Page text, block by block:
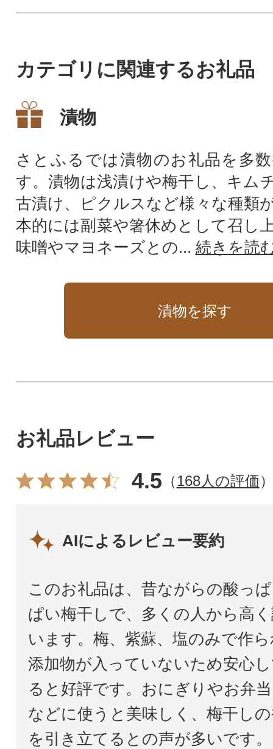
カテゴリに関連するお礼品
漬物
さとふるでは漬物のお礼品を多
す。漬物は浅漬けや梅干し、キム
古漬け、ピクルスなど様々な種類
本的には副菜や箸休めとして召し
味噌やマヨネーズとの... 続きを読
漬物を探す
お礼品レビュー
4.5 （168人の評価
AIによるレビュー要約
このお礼品は、昔ながらの酸っ
ぱい梅干しで、多くの人から高
います。梅、紫蘇、塩のみで作
添加物が入っていないため安心
ると好評です。おにぎりやお弁
などに使うと美味しく、梅干し
を引き立てるとの声が多いです